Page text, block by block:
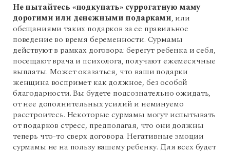
Не пытайтесь «подкупать» суррогатную маму
дорогими или денежными подарками, или
обещаниями таких подарков за ее правильное
поведение во время беременности. Сурмамы
действуют в рамках договора: берегут ребенка и себя,
посещают врача и психолога, получают ежемесячные
выплаты. Может оказаться, что ваши подарки
женщина воспримет как должное, без особой
благодарности. Вы будете подсознательно ожидать,
от нее дополнительных усилий и неминуемо
расстроитесь. Некоторые сурмамы могут испытывать
от подарков стресс, предполагая, что они должны
теперь что-то сверх договора. Негативные эмоции
сурмамы не на пользу вашему ребенку. Для всех будет